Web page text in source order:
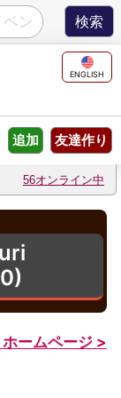
ENGLISH
友達作り
追加
56オンライン中
ホームページ >